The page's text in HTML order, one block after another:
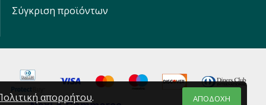
Σύγκριση προϊόντων
ΑΠΟΔΟΧΗ
απορρήτου.